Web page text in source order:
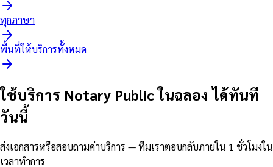
ทุกภาษา
พื้นที่ให้บริการทั้งหมด
ใช้บริการ Notary Public ในฉลอง ได้ทันที
วันนี้
ส่งเอกสารหรือสอบถามค่าบริการ — ทีมเราตอบกลับภายใน 1 ชั่วโมงใน
เวลาทำการ